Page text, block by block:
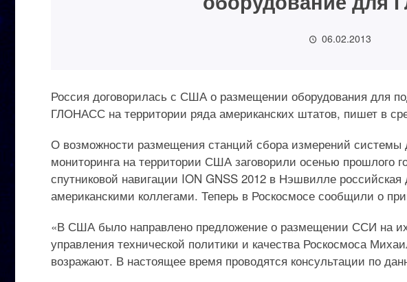
06.02.2013
Россия договорилась с США о размещении оборудования для
ГЛОНАСС на территории ряда американских штатов, пишет в
О возможности размещения станций сбора измерений
мониторинга на территории США заговорили осенью прошлого
спутниковой навигации ION GNSS 2012 в Нэшвилле
американскими коллегами. Теперь в Роскосмосе сообщили о
«В США было направлено предложение о размещении ССИ на
управления технической политики и качества Роскосмоса
возражают. В настоящее время проводятся консультации по